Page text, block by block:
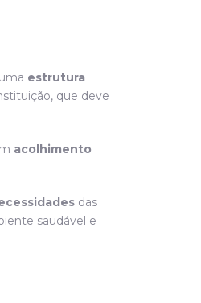
estrutura
que deve
acolhimento
das
saudável e